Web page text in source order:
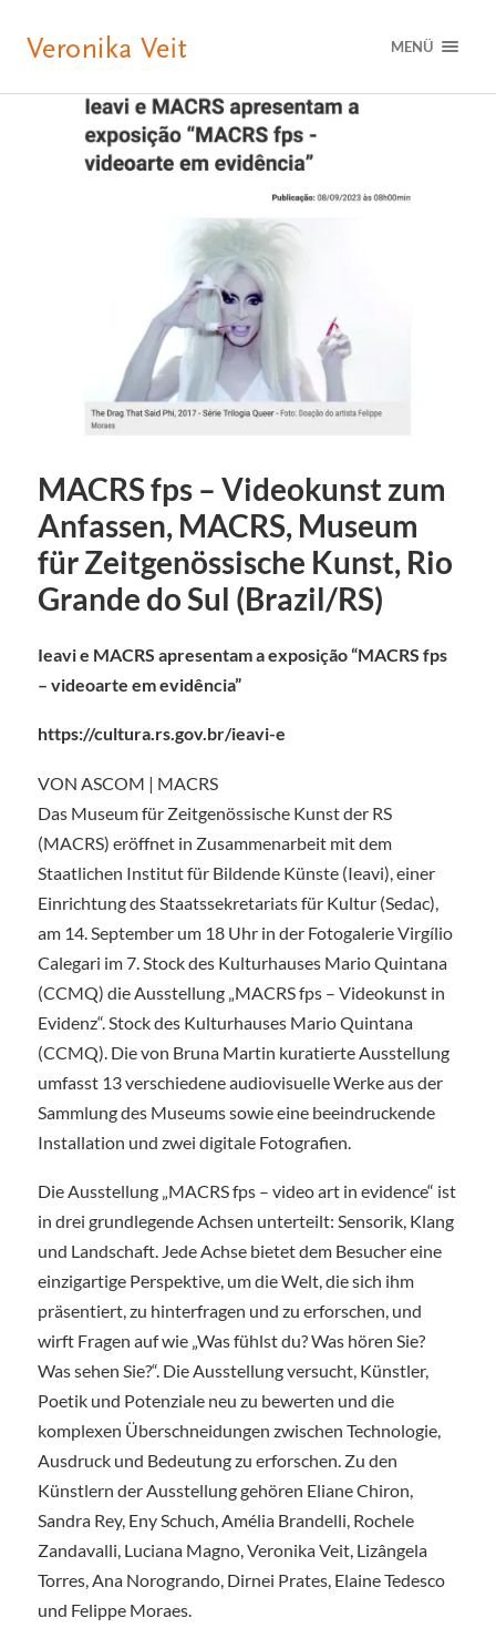
MENÜ
MACRS fps – Videokunst zum
Anfassen, MACRS, Museum
für Zeitgenössische Kunst, Rio
Grande do Sul (Brazil/RS)
Ieavi e MACRS apresentam a exposição “MACRS fps
– videoarte em evidência”
https://cultura.rs.gov.br/ieavi-e
VON ASCOM | MACRS
Das Museum für Zeitgenössische Kunst der RS
(MACRS) eröffnet in Zusammenarbeit mit dem
Staatlichen Institut für Bildende Künste (Ieavi), einer
Einrichtung des Staatssekretariats für Kultur (Sedac),
am 14. September um 18 Uhr in der Fotogalerie Virgílio
Calegari im 7. Stock des Kulturhauses Mario Quintana
(CCMQ) die Ausstellung „MACRS fps – Videokunst in
Evidenz“. Stock des Kulturhauses Mario Quintana
(CCMQ). Die von Bruna Martin kuratierte Ausstellung
umfasst 13 verschiedene audiovisuelle Werke aus der
Sammlung des Museums sowie eine beeindruckende
Installation und zwei digitale Fotografien.
Die Ausstellung „MACRS fps – video art in evidence“ ist
in drei grundlegende Achsen unterteilt: Sensorik, Klang
und Landschaft. Jede Achse bietet dem Besucher eine
einzigartige Perspektive, um die Welt, die sich ihm
präsentiert, zu hinterfragen und zu erforschen, und
wirft Fragen auf wie „Was fühlst du? Was hören Sie?
Was sehen Sie?“. Die Ausstellung versucht, Künstler,
Poetik und Potenziale neu zu bewerten und die
komplexen Überschneidungen zwischen Technologie,
Ausdruck und Bedeutung zu erforschen. Zu den
Künstlern der Ausstellung gehören Eliane Chiron,
Sandra Rey, Eny Schuch, Amélia Brandelli, Rochele
Zandavalli, Luciana Magno, Veronika Veit, Lizângela
Torres, Ana Norogrando, Dirnei Prates, Elaine Tedesco
und Felippe Moraes.